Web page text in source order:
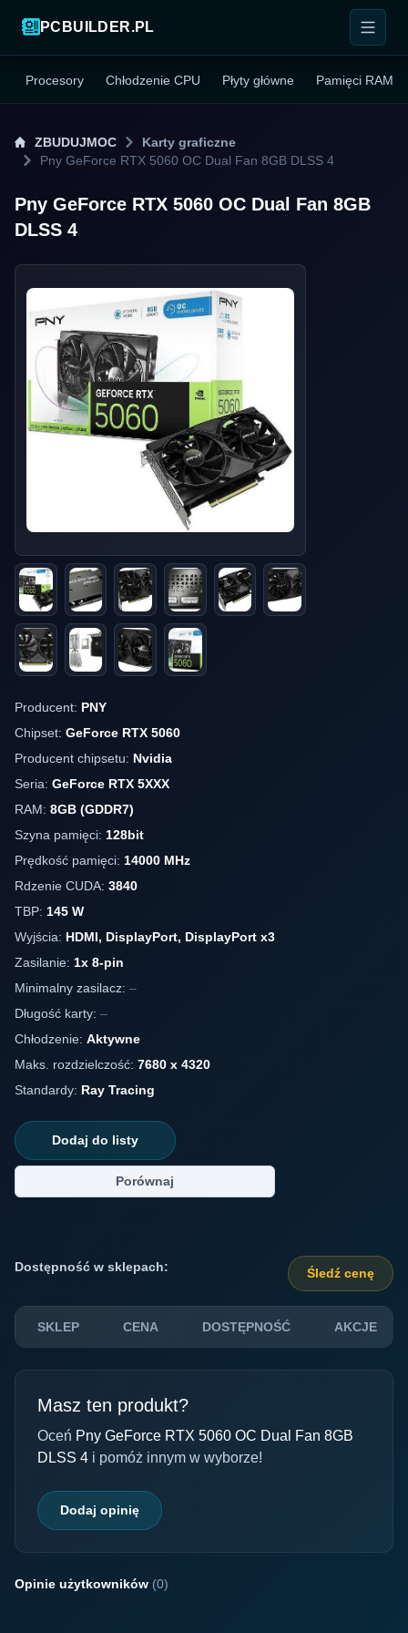
PCBUILDER.PL
Procesory Chłodzenie CPU Płyty główne Pamięci RAM
ZBUDUJMOC
Karty graficzne
Pny GeForce RTX 5060 OC Dual Fan 8GB DLSS 4
Pny GeForce RTX 5060 OC Dual Fan 8GB
DLSS 4
Producent: PNY
Chipset: GeForce RTX 5060
Producent chipsetu: Nvidia
Seria: GeForce RTX 5XXX
RAM: 8GB (GDDR7)
Szyna pamięci: 128bit
Prędkość pamięci: 14000 MHz
Rdzenie CUDA: 3840
TBP: 145 W
Wyjścia: HDMI, DisplayPort, DisplayPort x3
Zasilanie: 1x 8-pin
Minimalny zasilacz: –
Długość karty: –
Chłodzenie: Aktywne
Maks. rozdzielczość: 7680 x 4320
Standardy: Ray Tracing
Dodaj do listy
Porównaj
Dostępność w sklepach: Śledź cenę
SKLEP CENA DOSTĘPNOŚĆ AKCJE
Masz ten produkt?
Oceń Pny GeForce RTX 5060 OC Dual Fan 8GB
DLSS 4 i pomóż innym w wyborze!
Dodaj opinię
Opinie użytkowników (0)